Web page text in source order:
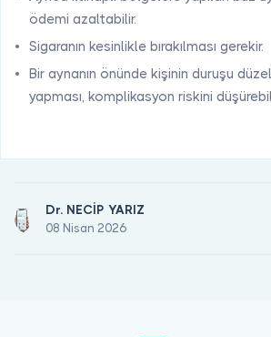
ödemi azaltabilir.
Sigaranın kesinlikle bırakılması gerekir.
Bir aynanın önünde kişinin duruşu
yapması, komplikasyon riskini
Dr. NECİP YARIZ
08 Nisan 2026